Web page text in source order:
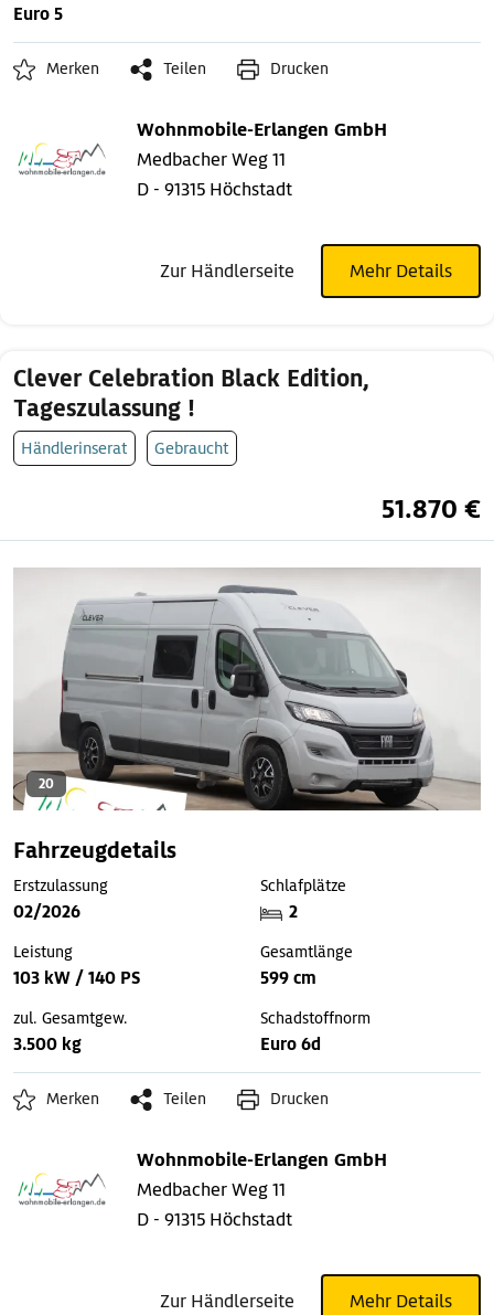
Euro 5
Merken Teilen Drucken
Wohnmobile-Erlangen GmbH
Medbacher Weg 11
D - 91315 Höchstadt
Zur Händlerseite Mehr Details
Clever Celebration Black Edition,
Tageszulassung !
Händlerinserat Gebraucht
51.870 €
20
Fahrzeugdetails
Erstzulassung
02/2026
Schlafplätze
2
Leistung
103 kW / 140 PS
Gesamtlänge
599 cm
zul. Gesamtgew.
3.500 kg
Schadstoffnorm
Euro 6d
Merken Teilen Drucken
Wohnmobile-Erlangen GmbH
Medbacher Weg 11
D - 91315 Höchstadt
Zur Händlerseite Mehr Details